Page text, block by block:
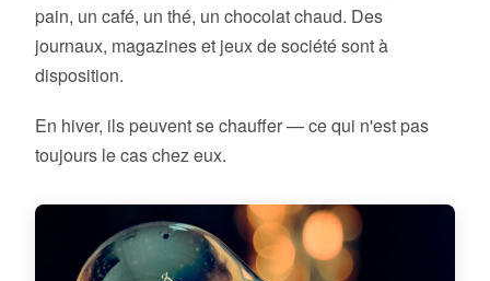
pain, un café, un thé, un chocolat chaud. Des
journaux, magazines et jeux de société sont à
disposition.
En hiver, ils peuvent se chauffer — ce qui n'est pas
toujours le cas chez eux.